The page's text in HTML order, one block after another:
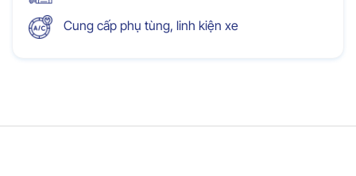
Cung cấp phụ tùng, linh kiện xe